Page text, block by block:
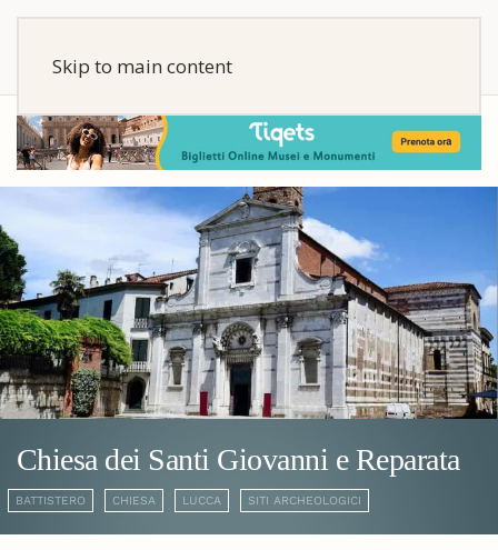
Skip to main content
Chiesa dei Santi Giovanni e Reparata
BATTISTERO CHIESA LUCCA SITI ARCHEOLOGICI